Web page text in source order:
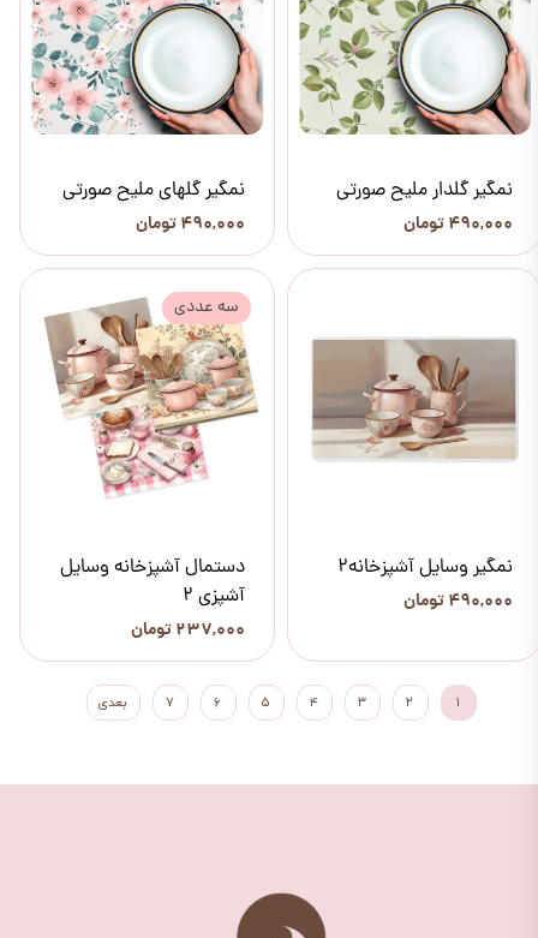
نمگیر گلدار ملیح صورتی
۴۹۰,۰۰۰ تومان
نمگیر گلهای ملیح صورتی
۴۹۰,۰۰۰ تومان
نمگیر وسایل آشپزخانه2
۴۹۰,۰۰۰ تومان
دستمال آشپزخانه وسایل
آشپزی 2
۲۳۷,۰۰۰ تومان
سه عددی
۱ ۲ ۳ ۴ ۵ ۶ ۷ بعدی